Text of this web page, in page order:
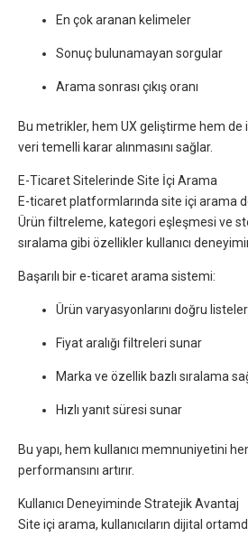
En çok aranan kelimeler
Sonuç bulunamayan sorgular
Arama sonrası çıkış oranı
Bu metrikler, hem UX geliştirme hem de
veri temelli karar alınmasını sağlar.
E-Ticaret Sitelerinde Site İçi Arama
E-ticaret platformlarında site içi arama
Ürün filtreleme, kategori eşleşmesi ve
sıralama gibi özellikler kullanıcı
Başarılı bir e-ticaret arama sistemi:
Ürün varyasyonlarını doğru listeler
Fiyat aralığı filtreleri sunar
Marka ve özellik bazlı sıralama
Hızlı yanıt süresi sunar
Bu yapı, hem kullanıcı memnuniyetini
performansını artırır.
Kullanıcı Deneyiminde Stratejik Avantaj
Site içi arama, kullanıcıların dijital